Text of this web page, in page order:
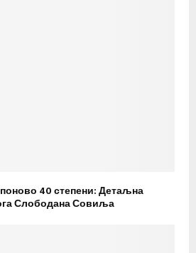
40 степени: Детаљна
Слободана Совиља